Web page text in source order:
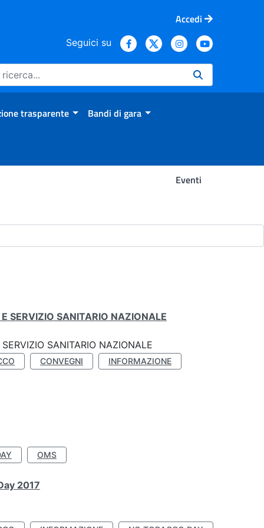
Accedi
Seguici su
trasparente Bandi di gara
Eventi
SERVIZIO SANITARIO NAZIONALE
SANITARIO NAZIONALE
CONVEGNI
INFORMAZIONE
OMS
2017